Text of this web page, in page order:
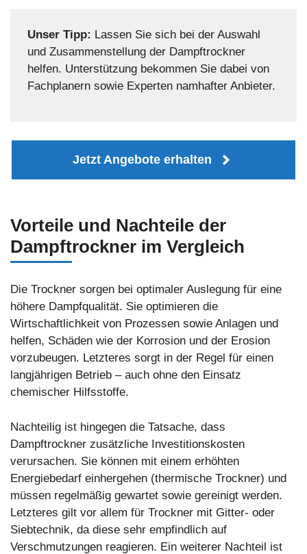
Unser Tipp: Lassen Sie sich bei der Auswahl
und Zusammenstellung der Dampftrockner
helfen. Unterstützung bekommen Sie dabei von
Fachplanern sowie Experten namhafter Anbieter.
Jetzt Angebote erhalten
Vorteile und Nachteile der
Dampftrockner im Vergleich
Die Trockner sorgen bei optimaler Auslegung für eine
höhere Dampfqualität. Sie optimieren die
Wirtschaftlichkeit von Prozessen sowie Anlagen und
helfen, Schäden wie der Korrosion und der Erosion
vorzubeugen. Letzteres sorgt in der Regel für einen
langjährigen Betrieb – auch ohne den Einsatz
chemischer Hilfsstoffe.
Nachteilig ist hingegen die Tatsache, dass
Dampftrockner zusätzliche Investitionskosten
verursachen. Sie können mit einem erhöhten
Energiebedarf einhergehen (thermische Trockner) und
müssen regelmäßig gewartet sowie gereinigt werden.
Letzteres gilt vor allem für Trockner mit Gitter- oder
Siebtechnik, da diese sehr empfindlich auf
Verschmutzungen reagieren. Ein weiterer Nachteil ist